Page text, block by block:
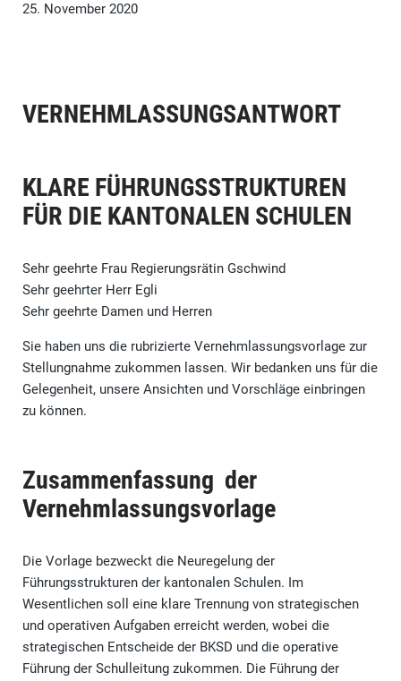
25. November 2020
VERNEHMLASSUNGSANTWORT
KLARE FÜHRUNGSSTRUKTUREN
FÜR DIE KANTONALEN SCHULEN
Sehr geehrte Frau Regierungsrätin Gschwind
Sehr geehrter Herr Egli
Sehr geehrte Damen und Herren
Sie haben uns die rubrizierte Vernehmlassungsvorlage zur
Stellungnahme zukommen lassen. Wir bedanken uns für die
Gelegenheit, unsere Ansichten und Vorschläge einbringen
zu können.
Zusammenfassung der
Vernehmlassungsvorlage
Die Vorlage bezweckt die Neuregelung der
Führungsstrukturen der kantonalen Schulen. Im
Wesentlichen soll eine klare Trennung von strategischen
und operativen Aufgaben erreicht werden, wobei die
strategischen Entscheide der BKSD und die operative
Führung der Schulleitung zukommen. Die Führung der